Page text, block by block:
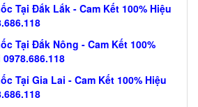
Tại Đắk Lắk - Cam Kết 100% Hiệu
Tại Đắk Nông - Cam Kết 100%
Tại Gia Lai - Cam Kết 100% Hiệu